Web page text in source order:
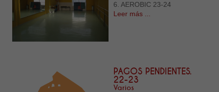
6. AEROBIC 23-24
Leer más ...
PAGOS PENDIENTES.
22-23
Varios